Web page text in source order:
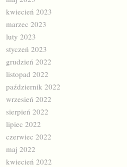
kwiecień 2023
marzec 2023
luty 2023
styczeń 2023
grudzień 2022
listopad 2022
październik 2022
wrzesień 2022
sierpień 2022
lipiec 2022
czerwiec 2022
maj 2022
kwiecień 2022